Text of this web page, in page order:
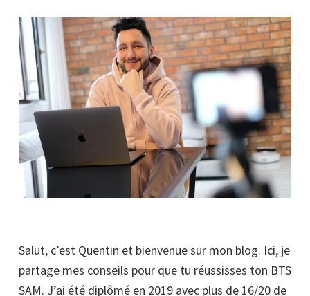
Salut, c’est Quentin et bienvenue sur mon blog. Ici, je
partage mes conseils pour que tu réussisses ton BTS
SAM. J’ai été diplômé en 2019 avec plus de 16/20 de